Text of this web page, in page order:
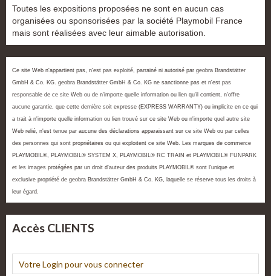
Toutes les expositions proposées ne sont en aucun cas
organisées ou sponsorisées par la société Playmobil France
mais sont réalisées avec leur aimable autorisation.
Ce site Web n'appartient pas, n'est pas exploité, parrainé ni autorisé par geobra Brandstätter
GmbH & Co. KG. geobra Brandstätter GmbH & Co. KG ne sanctionne pas et n'est pas
responsable de ce site Web ou de n'importe quelle information ou lien qu'il contient, n'offre
aucune garantie, que cette dernière soit expresse (EXPRESS WARRANTY) ou implicite en ce qui
a trait à n'importe quelle information ou lien trouvé sur ce site Web ou n'importe quel autre site
Web relié, n'est tenue par aucune des déclarations apparaissant sur ce site Web ou par celles
des personnes qui sont propriétaires ou qui exploitent ce site Web. Les marques de commerce
PLAYMOBIL®, PLAYMOBIL® SYSTEM X, PLAYMOBIL® RC TRAIN et PLAYMOBIL® FUNPARK
et les images protégées par un droit d'auteur des produits PLAYMOBIL® sont l'unique et
exclusive propriété de geobra Brandstätter GmbH & Co. KG, laquelle se réserve tous les droits à
leur égard.
Accès CLIENTS